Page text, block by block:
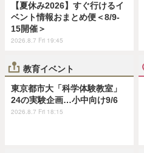
【夏休み2026】すぐ行けるイ
ベント情報おまとめ便＜8/9-
15開催＞
2026.8.7 Fri 19:45
教育イベント
東京都市大「科学体験教室」
24の実験企画…小中向け9/6
2026.8.7 Fri 18:15